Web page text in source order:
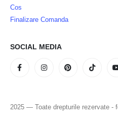
Cos
Finalizare Comanda
SOCIAL MEDIA
2025 — Toate drepturile rezervate -